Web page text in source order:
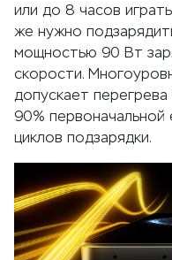
или до 8 часов
же нужно
мощностью 90 Вт
скорости.
допускает
90%
циклов подзарядки.